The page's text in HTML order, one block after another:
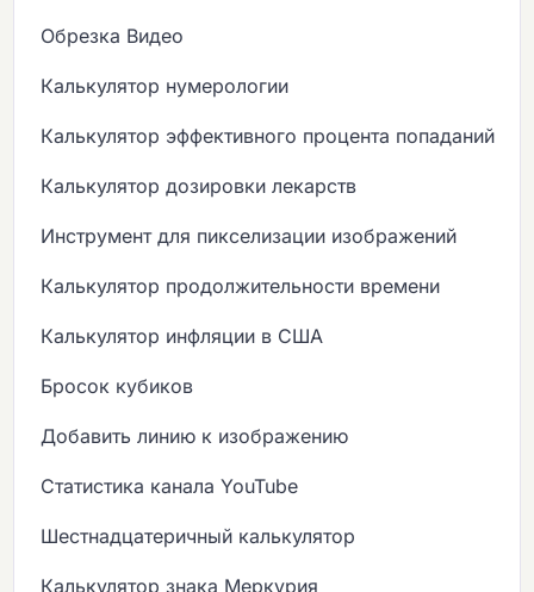
Обрезка Видео
Калькулятор нумерологии
Калькулятор эффективного процента попаданий
Калькулятор дозировки лекарств
Инструмент для пикселизации изображений
Калькулятор продолжительности времени
Калькулятор инфляции в США
Бросок кубиков
Добавить линию к изображению
Статистика канала YouTube
Шестнадцатеричный калькулятор
Калькулятор знака Меркурия